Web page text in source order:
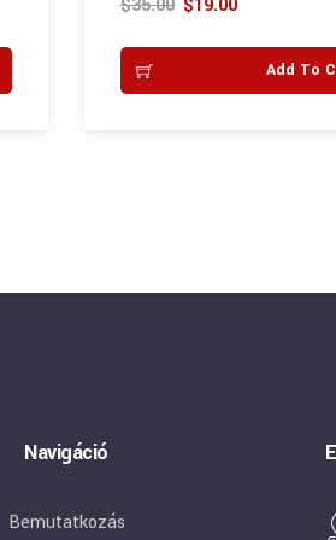
out of 5
$35.00 $19.00
Add To
Navigáció
Bemutatkozás